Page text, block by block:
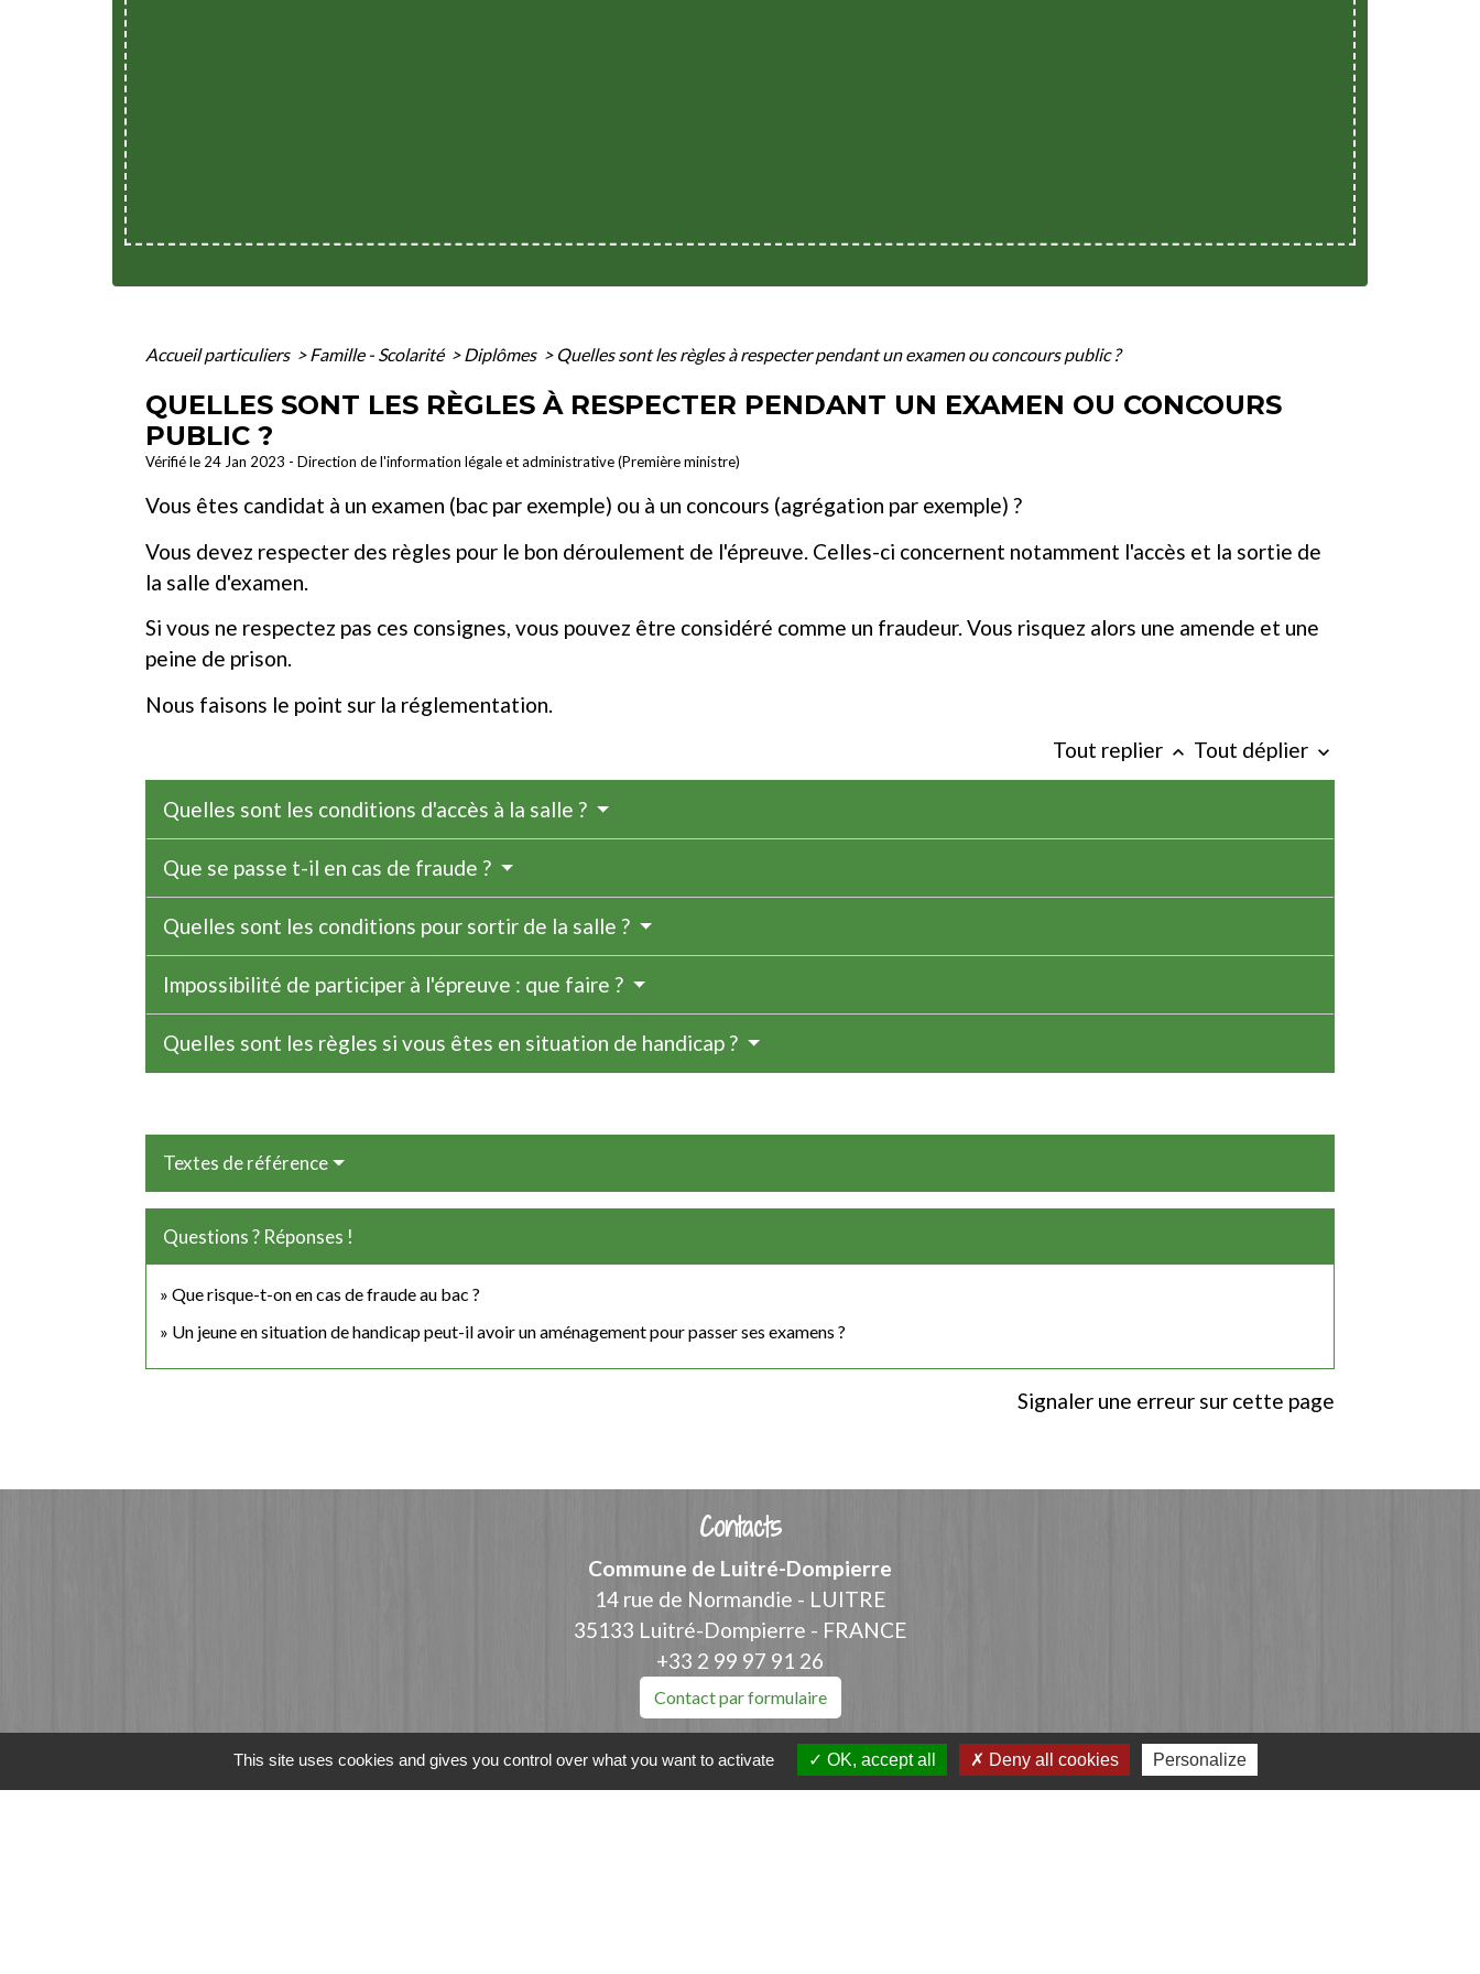
Accueil particuliers > Famille - Scolarité > Diplômes > Quelles sont les règles à respecter pendant un examen ou concours public ?
QUELLES SONT LES RÈGLES À RESPECTER PENDANT UN EXAMEN OU CONCOURS
PUBLIC ?
Vérifié le 24 Jan 2023 - Direction de l'information légale et administrative (Première ministre)
Vous êtes candidat à un examen (bac par exemple) ou à un concours (agrégation par exemple) ?
Vous devez respecter des règles pour le bon déroulement de l'épreuve. Celles-ci concernent notamment l'accès et la sortie de
la salle d'examen.
Si vous ne respectez pas ces consignes, vous pouvez être considéré comme un fraudeur. Vous risquez alors une amende et une
peine de prison.
Nous faisons le point sur la réglementation.
Tout replier keyboard_arrow_up Tout déplier keyboard_arrow_down
Quelles sont les conditions d'accès à la salle ?
Que se passe t-il en cas de fraude ?
Quelles sont les conditions pour sortir de la salle ?
Impossibilité de participer à l'épreuve : que faire ?
Quelles sont les règles si vous êtes en situation de handicap ?
Textes de référence
Questions ? Réponses !
Que risque-t-on en cas de fraude au bac ?
Un jeune en situation de handicap peut-il avoir un aménagement pour passer ses examens ?
Signaler une erreur sur cette page
Contacts
Commune de Luitré-Dompierre
14 rue de Normandie - LUITRE
35133 Luitré-Dompierre - FRANCE
+33 2 99 97 91 26
Contact par formulaire
This site uses cookies and gives you control over what you want to activate OK, accept all Deny all cookies Personalize